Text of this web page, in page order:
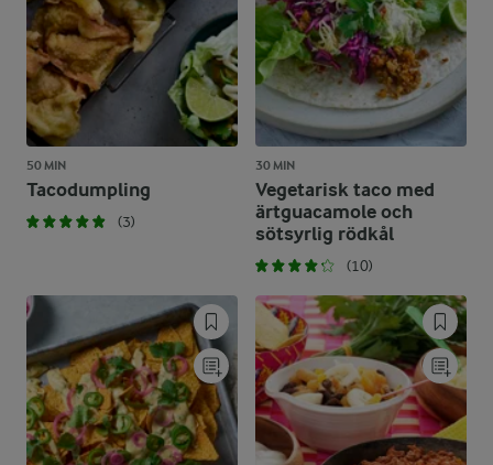
50 MIN
Tacodumpling
(3)
30 MIN
Vegetarisk taco med
ärtguacamole och
sötsyrlig rödkål
(10)